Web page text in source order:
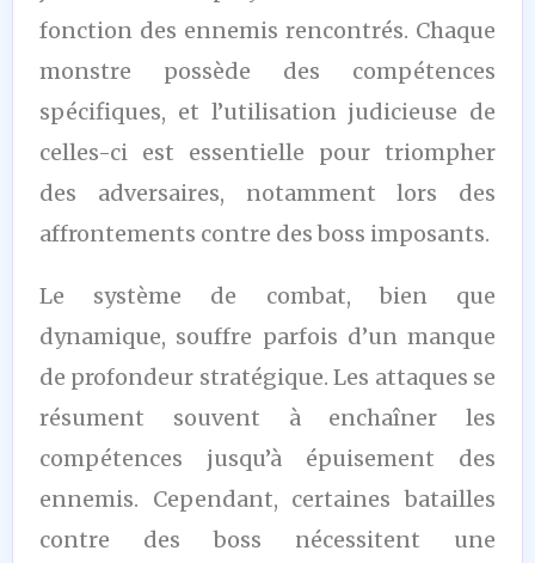
fonction des ennemis rencontrés. Chaque
monstre possède des compétences
spécifiques, et l’utilisation judicieuse de
celles-ci est essentielle pour triompher
des adversaires, notamment lors des
affrontements contre des boss imposants.
Le système de combat, bien que
dynamique, souffre parfois d’un manque
de profondeur stratégique. Les attaques se
résument souvent à enchaîner les
compétences jusqu’à épuisement des
ennemis. Cependant, certaines batailles
contre des boss nécessitent une